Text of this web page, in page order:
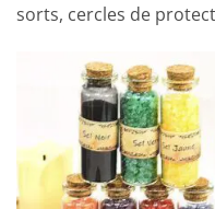
sorts, cercles de